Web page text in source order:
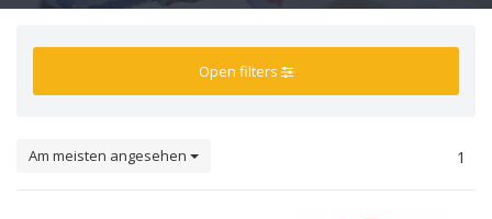
Open filters
Am meisten angesehen 1